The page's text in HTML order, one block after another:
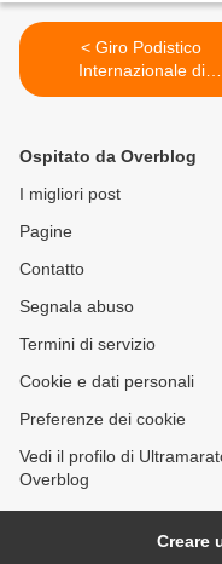
< Giro Podistico
Internazionale di
Castelbuono (87^ ed.).
kenyano Ezechiel
Ospitato da Overblog
I migliori post
Pagine
Contatto
Segnala abuso
Termini di servizio
Cookie e dati personali
Preferenze dei cookie
Vedi il profilo di
Overblog
Creare